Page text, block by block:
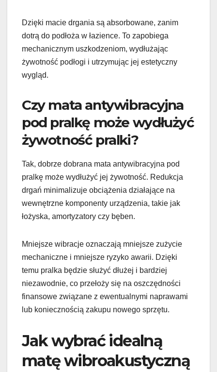
Dzięki macie drgania są absorbowane, zanim
dotrą do podłoża w łazience. To zapobiega
mechanicznym uszkodzeniom, wydłużając
żywotność podłogi i utrzymując jej estetyczny
wygląd.
Czy mata antywibracyjna
pod pralkę może wydłużyć
żywotność pralki?
Tak, dobrze dobrana mata antywibracyjna pod
pralkę może wydłużyć jej żywotność. Redukcja
drgań minimalizuje obciążenia działające na
wewnętrzne komponenty urządzenia, takie jak
łożyska, amortyzatory czy bęben.
Mniejsze wibracje oznaczają mniejsze zużycie
mechaniczne i mniejsze ryzyko awarii. Dzięki
temu pralka będzie służyć dłużej i bardziej
niezawodnie, co przełoży się na oszczędności
finansowe związane z ewentualnymi naprawami
lub koniecznością zakupu nowego sprzętu.
Jak wybrać idealną
matę wibroakustyczną